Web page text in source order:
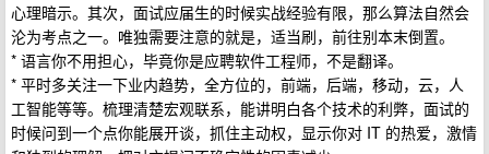
心理暗示。其次，面试应届生的时候实战经验有限，那么算法自然会
沦为考点之一。唯独需要注意的就是，适当刷，前往别本末倒置。
* 语言你不用担心，毕竟你是应聘软件工程师，不是翻译。
* 平时多关注一下业内趋势，全方位的，前端，后端，移动，云，人
工智能等等。梳理清楚宏观联系，能讲明白各个技术的利弊，面试的
时候问到一个点你能展开谈，抓住主动权，显示你对 IT 的热爱，激情